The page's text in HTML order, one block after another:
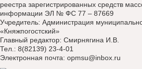
реестра зарегистрированных средств
информации ЭЛ № ФС 77 – 87669
Учредитель: Администрация
«Княжпогостский»
Главный редактор: Смирнягина И.В.
Тел.: 8(82139) 23-4-01
Электронная почта: opmsu@inbox.ru